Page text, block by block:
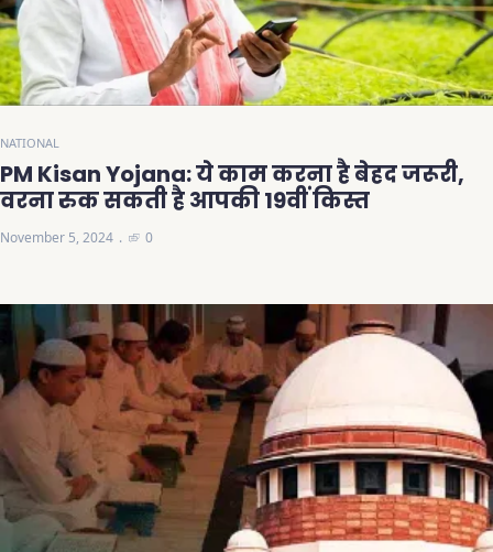
NATIONAL
PM Kisan Yojana: ये काम करना है बेहद जरूरी,
वरना रुक सकती है आपकी 19वीं किस्त
November 5, 2024 0